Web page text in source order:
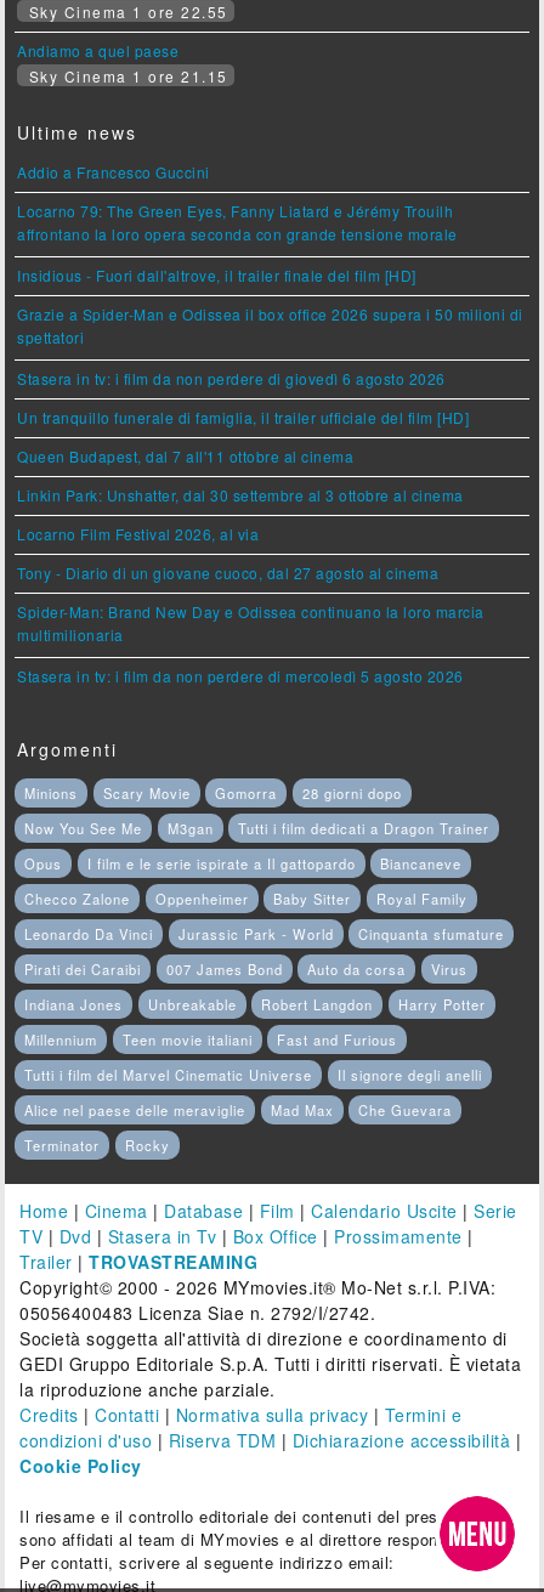
Sky Cinema 1 ore 22.55
Andiamo a quel paese
Sky Cinema 1 ore 21.15
Ultime news
Addio a Francesco Guccini
Locarno 79: The Green Eyes, Fanny Liatard e Jérémy Trouilh
affrontano la loro opera seconda con grande tensione morale
Insidious - Fuori dall'altrove, il trailer finale del film [HD]
Grazie a Spider-Man e Odissea il box office 2026 supera i 50 milioni di
spettatori
Stasera in tv: i film da non perdere di giovedì 6 agosto 2026
Un tranquillo funerale di famiglia, il trailer ufficiale del film [HD]
Queen Budapest, dal 7 all'11 ottobre al cinema
Linkin Park: Unshatter, dal 30 settembre al 3 ottobre al cinema
Locarno Film Festival 2026, al via
Tony - Diario di un giovane cuoco, dal 27 agosto al cinema
Spider-Man: Brand New Day e Odissea continuano la loro marcia
multimilionaria
Stasera in tv: i film da non perdere di mercoledì 5 agosto 2026
Argomenti
Minions Scary Movie Gomorra
28 giorni dopo
Now You See Me
M3gan
Tutti i film dedicati a Dragon Trainer
Opus
I film e le serie ispirate a Il gattopardo
Biancaneve
Checco Zalone
Oppenheimer Baby Sitter
Royal Family
Leonardo Da Vinci
Jurassic Park - World
Cinquanta sfumature
Pirati dei Caraibi
007 James Bond Auto da corsa
Virus
Indiana Jones
Unbreakable Robert Langdon
Harry Potter
Millennium
Teen movie italiani
Fast and Furious
Tutti i film del Marvel Cinematic Universe
Il signore degli anelli
Alice nel paese delle meraviglie
Mad Max
Che Guevara
Terminator
Rocky
Home | Cinema | Database | Film |Calendario Uscite |Serie
TV | Dvd | Stasera in Tv | Box Office | Prossimamente |
Trailer |TROVASTREAMING
Copyright© 2000 - 2026 MYmovies.it® Mo-Net s.r.l. P.IVA:
05056400483 Licenza Siae n. 2792/I/2742.
Società soggetta all'attività di direzione e coordinamento di
GEDI Gruppo Editoriale S.p.A. Tutti i diritti riservati. È vietata
la riproduzione anche parziale.
Credits |Contatti | Normativa sulla privacy | Termini e
condizioni d'uso | Riserva TDM | Dichiarazione accessibilità |
Cookie Policy
Il riesame e il controllo editoriale dei contenuti del presente sito
sono affidati al team di MYmovies e al direttore responsabile.
Per contatti, scrivere al seguente indirizzo email:
live@mymovies.it